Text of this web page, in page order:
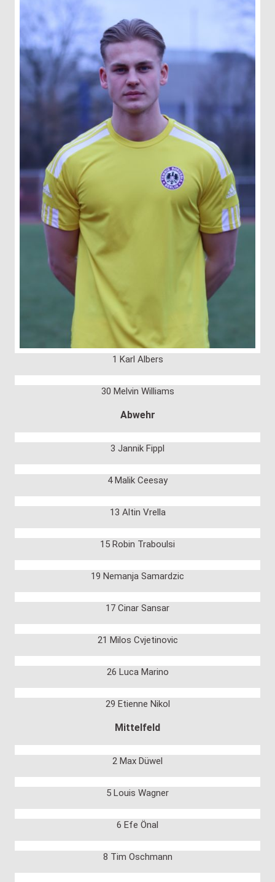
1 Karl Albers
30 Melvin Williams
Abwehr
3 Jannik Fippl
4 Malik Ceesay
13 Altin Vrella
15 Robin Traboulsi
19 Nemanja Samardzic
17 Cinar Sansar
21 Milos Cvjetinovic
26 Luca Marino
29 Etienne Nikol
Mittelfeld
2 Max Düwel
5 Louis Wagner
6 Efe Önal
8 Tim Oschmann